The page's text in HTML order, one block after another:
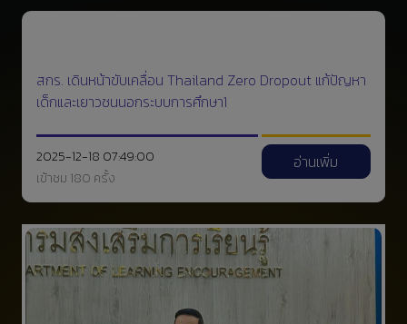
สกร. เดินหน้าขับเคลื่อน Thailand Zero Dropout แก้ปัญหา
เด็กและเยาวชนนอกระบบการศึกษา1
2025-12-18 07:49:00
เข้าชม 180 ครั้ง
อ่านเพิ่ม